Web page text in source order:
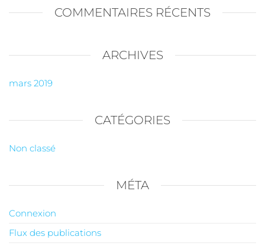
COMMENTAIRES RÉCENTS
ARCHIVES
mars 2019
CATÉGORIES
Non classé
MÉTA
Connexion
Flux des publications